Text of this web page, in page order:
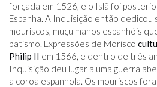
forçada em 1526, e o Islã foi
Espanha. A Inquisição então dedicou
mouriscos, muçulmanos espanhóis
batismo. Expressões de Morisco
Philip II em 1566, e dentro de três
Inquisição deu lugar a uma guerra
a coroa espanhola. Os mouriscos